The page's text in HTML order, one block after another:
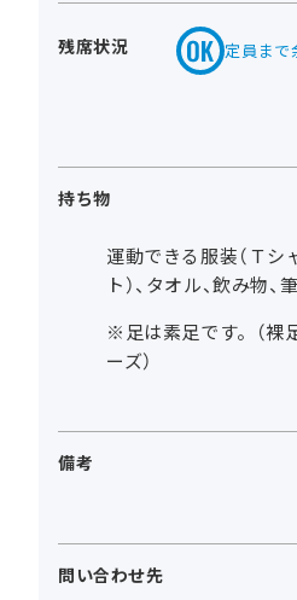
残席状況 定員まで
持ち物
運動できる服装（Ｔシ
ト）、タオル、飲み物、
※足は素足です。（裸
ーズ）
備考
問い合わせ先